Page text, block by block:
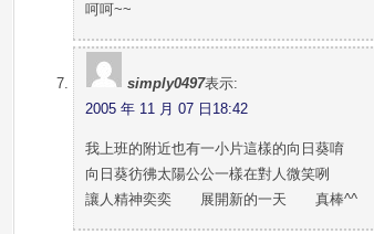
呵呵~~
simply0497表示:
2005 年 11 月 07 日18:42
我上班的附近也有一小片這樣的向日葵唷
向日葵彷彿太陽公公一樣在對人微笑咧
讓人精神奕奕 展開新的一天 真棒^^